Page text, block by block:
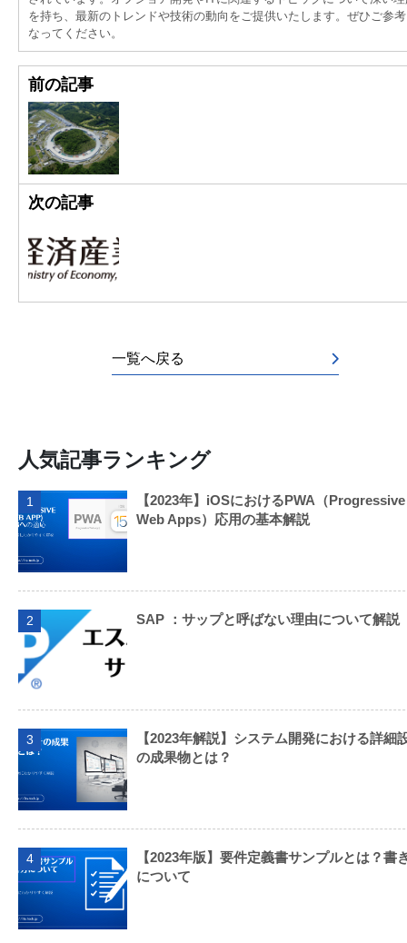
を持ち、最新のトレンドや技術の動向をご提供いたします。ぜひご参
なってください。
前の記事
次の記事
一覧へ戻る
人気記事ランキング
1
【2023年】iOSにおけるPWA（Progressive
Web Apps）応用の基本解説
2 SAP ：サップと呼ばない理由について解説
3
【2023年解説】システム開発における詳細
の成果物とは？
4
【2023年版】要件定義書サンプルとは？書
について